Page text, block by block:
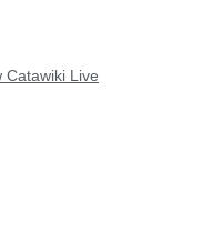
Catawiki Live